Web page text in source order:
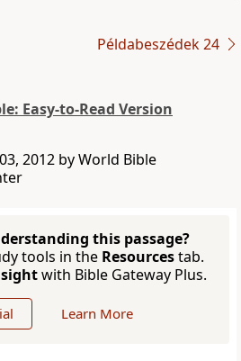
Példabeszédek 24
Easy-to-Read Version
2012 by World Bible
this passage?
tools in the Resourcestab.
with Bible Gateway Plus.
Learn More